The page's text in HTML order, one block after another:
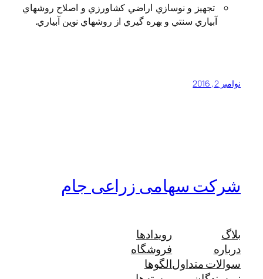
تجهيز و نوسازي اراضي كشاورزي و اصلاح روشهاي
آبياري سنتي و بهره گيري از روشهاي نوين آبياري.
نوامبر 2, 2016
شرکت سهامی زراعی جام
بلاگ
درباره
سوالات متداول
رویدادها
فروشگاه
الگوها